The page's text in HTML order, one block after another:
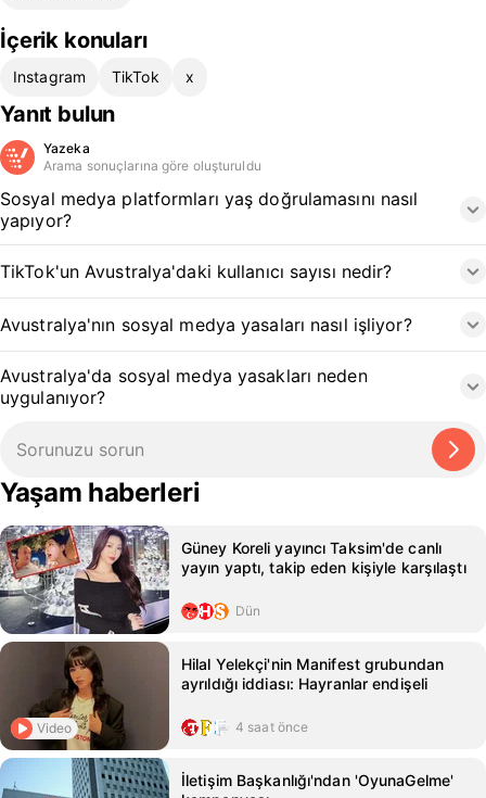
İçerik konuları
Instagram TikTok x
Yanıt bulun
Yazeka
Arama sonuçlarına göre oluşturuldu
Sosyal medya platformları yaş doğrulamasını nasıl
yapıyor?
TikTok'un Avustralya'daki kullanıcı sayısı nedir?
Avustralya'nın sosyal medya yasaları nasıl işliyor?
Avustralya'da sosyal medya yasakları neden
uygulanıyor?
Yaşam haberleri
Güney Koreli yayıncı Taksim'de canlı
yayın yaptı, takip eden kişiyle karşılaştı
Dün
Video
Hilal Yelekçi'nin Manifest grubundan
ayrıldığı iddiası: Hayranlar endişeli
4 saat önce
İletişim Başkanlığı'ndan 'OyunaGelme'